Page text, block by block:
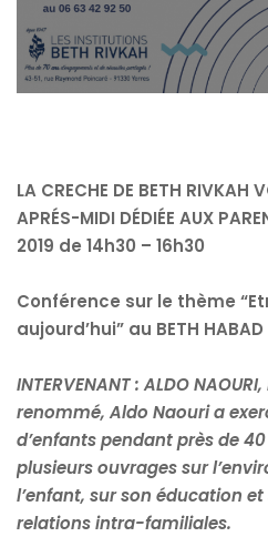
LA CRECHE DE BETH RIVKAH
APRÉS-MIDI DÉDIÉE AUX
2019 de 14h30 – 16h30
Conférence sur le thème
aujourd’hui” au BETH HABAD
INTERVENANT: ALDO NAOURI,
renommé, Aldo Naouri a
d’enfants pendant près de
plusieurs ouvrages sur
l’enfant, sur son éducation et
relationsintra-familiales.